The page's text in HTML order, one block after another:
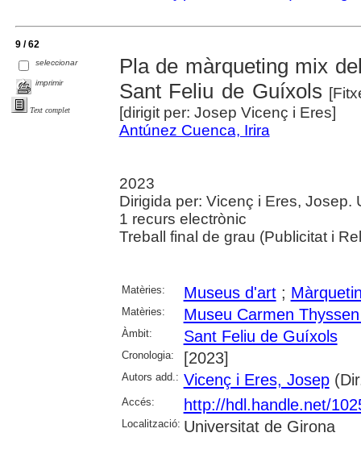
9 / 62
seleccionar
imprimir
Text complet
Pla de màrqueting mix
Sant Feliu de Guíxols
[dirigit per: Josep Vicenç i Eres]
Antúnez Cuenca, Irira
2023
Dirigida per: Vicenç i Eres, Josep.
1 recurs electrònic
Treball final de grau (Publicitat i
Matèries: Museus d'art;
Matèries: Museu Carmen
Àmbit: Sant Feliu de Guíxols
Cronologia: [2023]
Autors add.: Vicenç i Eres, Josep
Accés: http://hdl.handle.net/
Localització: Universitat de Girona